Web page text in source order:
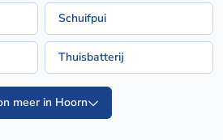
Schuifpui
Thuisbatterij
meer in Hoorn